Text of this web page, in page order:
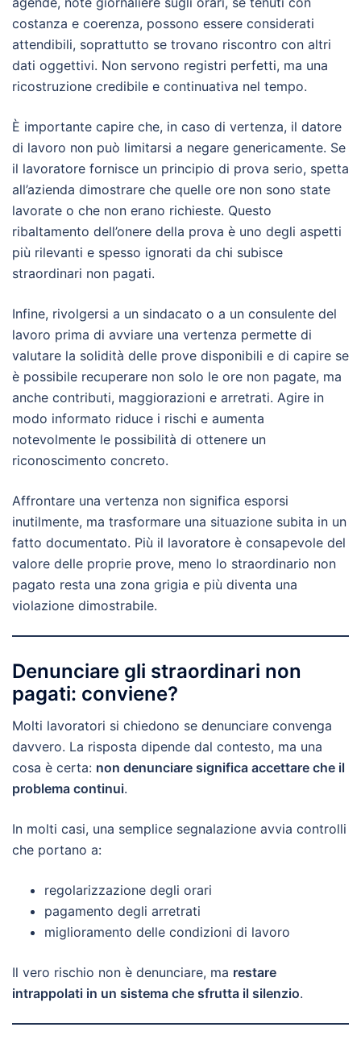
costanza e coerenza, possono essere considerati
attendibili, soprattutto se trovano riscontro con altri
dati oggettivi. Non servono registri perfetti, ma una
ricostruzione credibile e continuativa nel tempo.
È importante capire che, in caso di vertenza, il datore
di lavoro non può limitarsi a negare genericamente. Se
il lavoratore fornisce un principio di prova serio, spetta
all’azienda dimostrare che quelle ore non sono state
lavorate o che non erano richieste. Questo
ribaltamento dell’onere della prova è uno degli aspetti
più rilevanti e spesso ignorati da chi subisce
straordinari non pagati.
Infine, rivolgersi a un sindacato o a un consulente del
lavoro prima di avviare una vertenza permette di
valutare la solidità delle prove disponibili e di capire se
è possibile recuperare non solo le ore non pagate, ma
anche contributi, maggiorazioni e arretrati. Agire in
modo informato riduce i rischi e aumenta
notevolmente le possibilità di ottenere un
riconoscimento concreto.
Affrontare una vertenza non significa esporsi
inutilmente, ma trasformare una situazione subita in un
fatto documentato. Più il lavoratore è consapevole del
valore delle proprie prove, meno lo straordinario non
pagato resta una zona grigia e più diventa una
violazione dimostrabile.
Denunciare gli straordinari non
pagati: conviene?
Molti lavoratori si chiedono se denunciare convenga
davvero. La risposta dipende dal contesto, ma una
cosa è certa: non denunciare significa accettare che il
problema continui.
In molti casi, una semplice segnalazione avvia controlli
che portano a:
regolarizzazione degli orari
pagamento degli arretrati
miglioramento delle condizioni di lavoro
Il vero rischio non è denunciare, ma restare
intrappolati in un sistema che sfrutta il silenzio.